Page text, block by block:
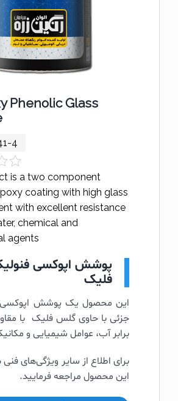
Phenolic Glass
4
is a two component
coating with high glass
with excellent resistance
chemical and
agents
پوشش اپوکسی
فلیک
این محصول یک پوشش اپوکسی
جزئی با حاوی گلس فلیک با
برابر آب، عوامل شیمیایی و
برای اطلاع از سایر ویژگی‌های
این محصول مراجعه فرمایید.